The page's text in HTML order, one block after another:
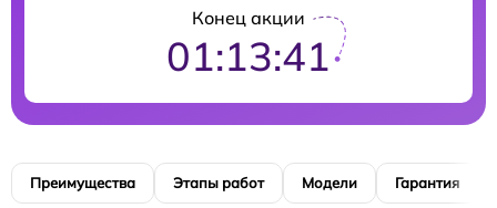
Конец акции
01:13:40
Преимущества Этапы работ Модели Гарантия